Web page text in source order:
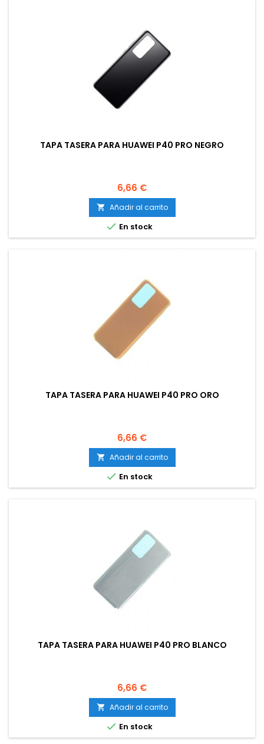
TAPA TASERA PARA HUAWEI P40 PRO NEGRO
Precio
6,66 €
 Añadir al carrito
 En stock
TAPA TASERA PARA HUAWEI P40 PRO ORO
Precio
6,66 €
 Añadir al carrito
 En stock
TAPA TASERA PARA HUAWEI P40 PRO BLANCO
Precio
6,66 €
 Añadir al carrito
 En stock